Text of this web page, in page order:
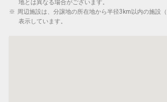
地とは異なる場合がございます。
※ 周辺施設は、分譲地の所在地から半径3km以内の施設
表示しています。